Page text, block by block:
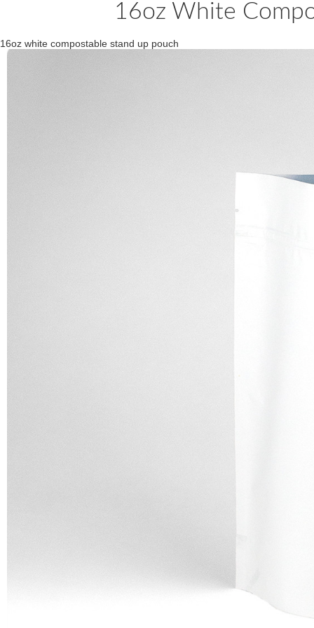
16oz White
16oz white compostable stand up pouch